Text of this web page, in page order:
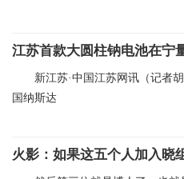
江苏首款大圆柱钠电池在宁
新江苏·中国江苏网讯（记者
国纳斯达